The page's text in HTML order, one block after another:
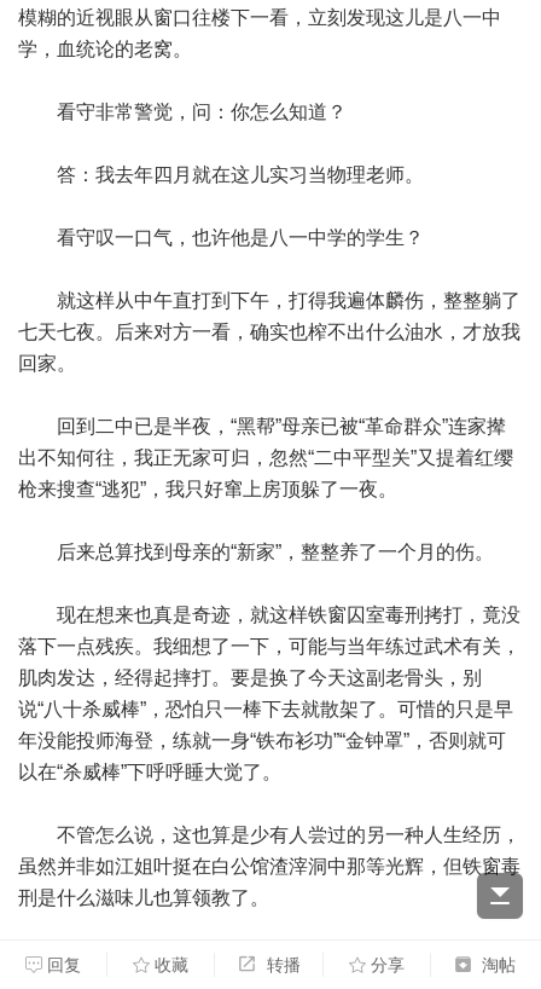
模糊的近视眼从窗口往楼下一看，立刻发现这儿是八一中
学，血统论的老窝。
看守非常警觉，问：你怎么知道？
答：我去年四月就在这儿实习当物理老师。
看守叹一口气，也许他是八一中学的学生？
就这样从中午直打到下午，打得我遍体麟伤，整整躺了
七天七夜。后来对方一看，确实也榨不出什么油水，才放我
回家。
回到二中已是半夜，“黑帮”母亲已被“革命群众”连家撵
出不知何往，我正无家可归，忽然“二中平型关”又提着红缨
枪来搜查“逃犯”，我只好窜上房顶躲了一夜。
后来总算找到母亲的“新家”，整整养了一个月的伤。
现在想来也真是奇迹，就这样铁窗囚室毒刑拷打，竟没
落下一点残疾。我细想了一下，可能与当年练过武术有关，
肌肉发达，经得起摔打。要是换了今天这副老骨头，别
说“八十杀威棒”，恐怕只一棒下去就散架了。可惜的只是早
年没能投师海登，练就一身“铁布衫功”“金钟罩”，否则就可
以在“杀威棒”下呼呼睡大觉了。
不管怎么说，这也算是少有人尝过的另一种人生经历，
虽然并非如江姐叶挺在白公馆渣滓洞中那等光辉，但铁窗毒
刑是什么滋味儿也算领教了。
打那儿起我算彻底想通了，武斗这么多次，除打碎一盏
回复 收藏 转播 分享 淘帖